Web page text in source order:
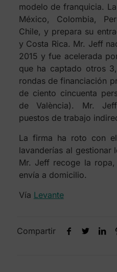
modelo de franquicia.
México, Colombia,
Chile, y prepara su
y Costa Rica. Mr. Jeff
2015 y fue acelerada
que ha captado otros
rondas de financiación
de ciento cincuenta
de València). Mr.
puestos de trabajo
La firma ha roto con
lavanderías al gestionar
Mr. Jeff recoge la
envía a domicilio.
Vía Levante
Compartir